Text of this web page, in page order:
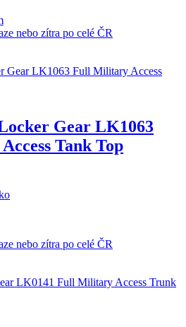
nebo zítra po celé ČR
Gear LK1063
Tank Top
nebo zítra po celé ČR